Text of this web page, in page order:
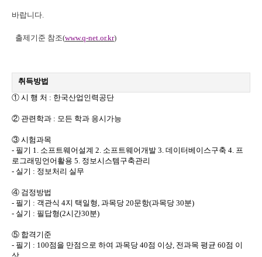
바랍니다.
출제기준 참조(www.q-net.or.kr)
취득방법
① 시 행 처 : 한국산업인력공단
② 관련학과 : 모든 학과 응시가능
③ 시험과목
- 필기 1. 소프트웨어설계 2. 소프트웨어개발 3. 데이터베이스구축 4. 프
로그래밍언어활용 5. 정보시스템구축관리
- 실기 : 정보처리 실무
④ 검정방법
- 필기 : 객관식 4지 택일형, 과목당 20문항(과목당 30분)
- 실기 : 필답형(2시간30분)
⑤ 합격기준
- 필기 : 100점을 만점으로 하여 과목당 40점 이상, 전과목 평균 60점 이